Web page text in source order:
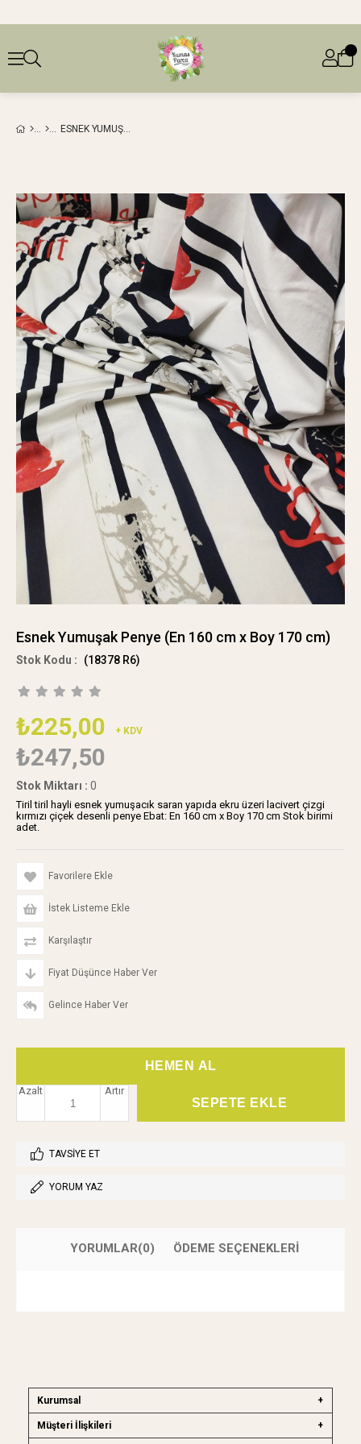
ESNEK YUMUŞAK PENYE (EN 160 CM X BOY 170 CM)
Esnek Yumuşak Penye (En 160 cm x Boy 170 cm)
(18378 R6)
₺225,00 + KDV
₺247,50
Stok Miktarı : 0
Tiril tiril hayli esnek yumuşacık saran yapıda ekru üzeri lacivert çizgi
kırmızı çiçek desenli penye Ebat: En 160 cm x Boy 170 cm Stok birimi
adet.
Favorilere Ekle
İstek Listeme Ekle
Karşılaştır
Fiyat Düşünce Haber Ver
Gelince Haber Ver
Artır
Azalt
TAVSIYE ET
YORUM YAZ
YORUMLAR(0) ÖDEME SEÇENEKLERI
Kurumsal
Müşteri İlişkileri